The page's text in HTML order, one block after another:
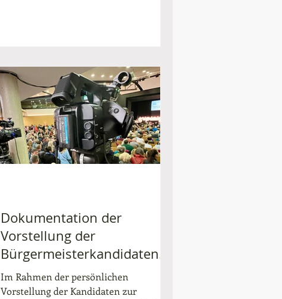
Geschäftsführer gibt und welche Werte
ein Unternehmen vertritt. Ein
Imageclip ist ein 1-3-minütiger Film, in
welchem alle diese As
Dokumentation der
Vorstellung der
Bürgermeisterkandidaten
zur Wahl 2025 in Eppelheim
Im Rahmen der persönlichen
Vorstellung der Kandidaten zur